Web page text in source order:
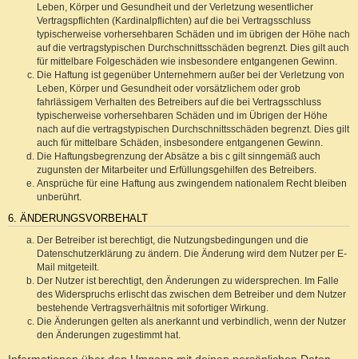
Leben, Körper und Gesundheit und der Verletzung wesentlicher
Vertragspflichten (Kardinalpflichten) auf die bei Vertragsschluss
typischerweise vorhersehbaren Schäden und im übrigen der Höhe nach
auf die vertragstypischen Durchschnittsschäden begrenzt. Dies gilt auch
für mittelbare Folgeschäden wie insbesondere entgangenen Gewinn.
Die Haftung ist gegenüber Unternehmern außer bei der Verletzung von
Leben, Körper und Gesundheit oder vorsätzlichem oder grob
fahrlässigem Verhalten des Betreibers auf die bei Vertragsschluss
typischerweise vorhersehbaren Schäden und im Übrigen der Höhe
nach auf die vertragstypischen Durchschnittsschäden begrenzt. Dies gilt
auch für mittelbare Schäden, insbesondere entgangenen Gewinn.
Die Haftungsbegrenzung der Absätze a bis c gilt sinngemäß auch
zugunsten der Mitarbeiter und Erfüllungsgehilfen des Betreibers.
Ansprüche für eine Haftung aus zwingendem nationalem Recht bleiben
unberührt.
6. ÄNDERUNGSVORBEHALT
Der Betreiber ist berechtigt, die Nutzungsbedingungen und die
Datenschutzerklärung zu ändern. Die Änderung wird dem Nutzer per E-
Mail mitgeteilt.
Der Nutzer ist berechtigt, den Änderungen zu widersprechen. Im Falle
des Widerspruchs erlischt das zwischen dem Betreiber und dem Nutzer
bestehende Vertragsverhältnis mit sofortiger Wirkung.
Die Änderungen gelten als anerkannt und verbindlich, wenn der Nutzer
den Änderungen zugestimmt hat.